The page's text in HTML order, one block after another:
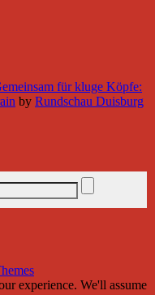
für kluge Köpfe:
by Rundschau Duisburg
experience. We'll assume